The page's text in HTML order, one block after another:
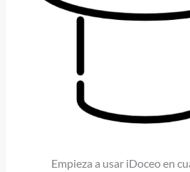
Empieza a usar iDoceo en